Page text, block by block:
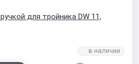
для тройника DW 11,